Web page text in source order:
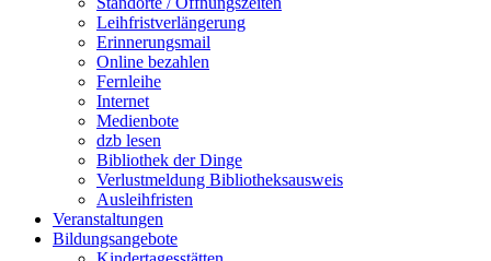
Leihfristverlängerung
Erinnerungsmail
Online bezahlen
Fernleihe
Internet
Medienbote
dzb lesen
Bibliothek der Dinge
Verlustmeldung Bibliotheksausweis
Ausleihfristen
Veranstaltungen
Bildungsangebote